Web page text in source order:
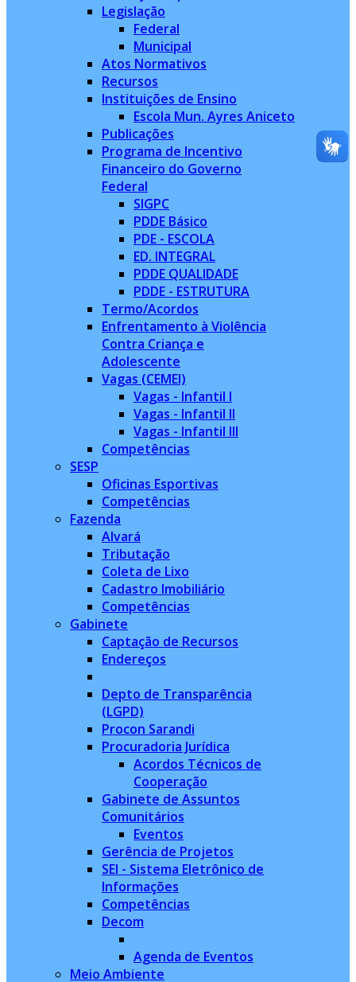
Legislação
Federal
Municipal
Atos Normativos
Recursos
Instituições de Ensino
Escola Mun. Ayres Aniceto
Publicações
Programa de Incentivo
Financeiro do Governo
Federal
SIGPC
PDDE Básico
PDE - ESCOLA
ED. INTEGRAL
PDDE QUALIDADE
PDDE - ESTRUTURA
Termo/Acordos
Enfrentamento à Violência
Contra Criança e
Adolescente
Vagas (CEMEI)
Vagas - Infantil I
Vagas - Infantil II
Vagas - Infantil III
Competências
SESP
Oficinas Esportivas
Competências
Fazenda
Alvará
Tributação
Coleta de Lixo
Cadastro Imobiliário
Competências
Gabinete
Captação de Recursos
Endereços
Depto de Transparência
(LGPD)
Procon Sarandi
Procuradoria Jurídica
Acordos Técnicos de
Cooperação
Gabinete de Assuntos
Comunitários
Eventos
Gerência de Projetos
SEI - Sistema Eletrônico de
Informações
Competências
Decom
Agenda de Eventos
Meio Ambiente